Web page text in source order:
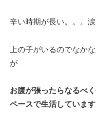
辛い時期が長い。。。涙
上の子がいるのでなか
が
お腹が張ったらなるべ
ペースで生活しています